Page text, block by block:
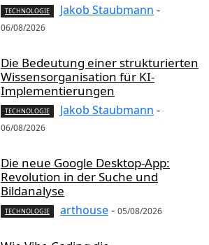
TECHNOLOGIE Jakob Staubmann -
06/08/2026
Die Bedeutung einer strukturierten
Wissensorganisation für KI-
Implementierungen
TECHNOLOGIE Jakob Staubmann -
06/08/2026
Die neue Google Desktop-App:
Revolution in der Suche und
Bildanalyse
TECHNOLOGIE arthouse- 05/08/2026